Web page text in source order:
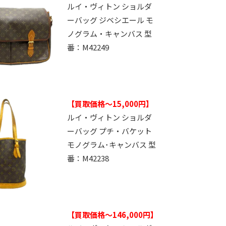
ルイ・ヴィトン ショルダ
ーバッグ ジベシエール モ
ノグラム・キャンバス 型
番：M42249
【買取価格～15,000円】
ルイ・ヴィトン ショルダ
ーバッグ プチ・バケット
モノグラム･キャンバス 型
番：M42238
【買取価格～146,000円】